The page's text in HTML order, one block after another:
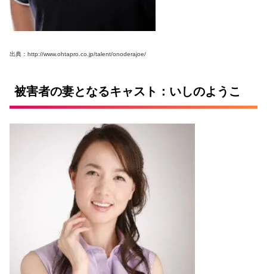
出典：http://www.ohtapro.co.jp/talent/onoderajoe/
被害者の妻となるキャスト：いしのようこ